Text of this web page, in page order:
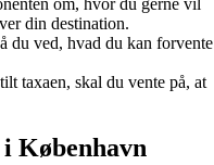
om, hvor du gerne vil
din destination.
du ved, hvad du kan forvente
taxaen, skal du vente på, at
København